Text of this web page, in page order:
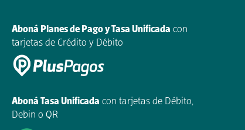
Aboná Planes de Pago y Tasa Unificada con
tarjetas de Crédito y Débito
Aboná Tasa Unificada con tarjetas de Débito,
Debin o QR